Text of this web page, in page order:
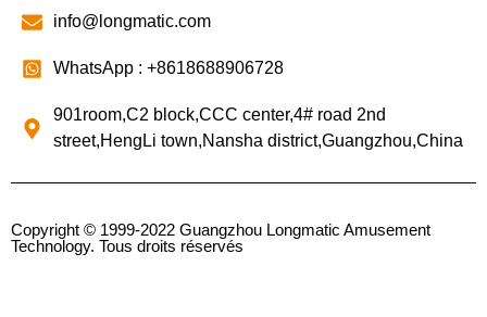
info@longmatic.com
WhatsApp : +8618688906728
901room,C2 block,CCC center,4# road 2nd
street,HengLi town,Nansha district,Guangzhou,China
Copyright © 1999-2022 Guangzhou Longmatic Amusement
Technology. Tous droits réservés